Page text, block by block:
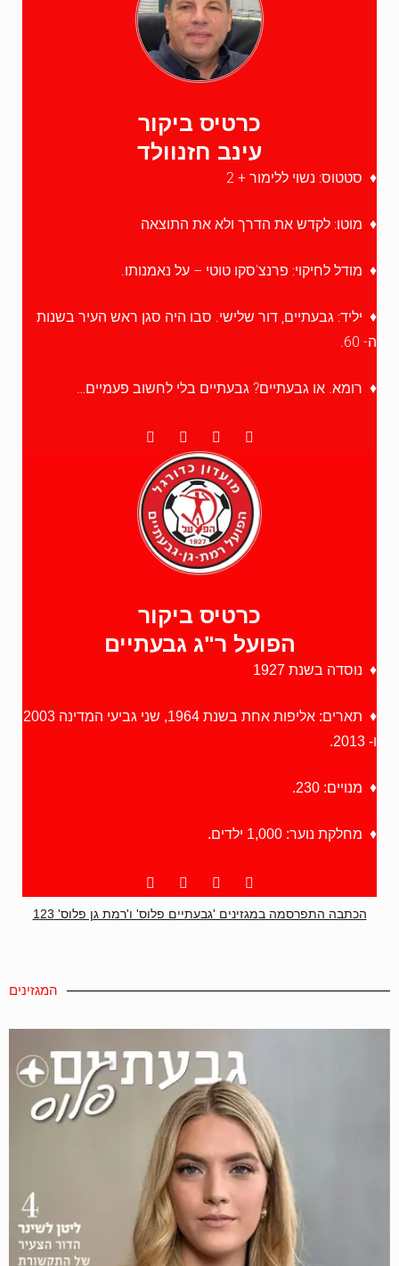
כרטיס ביקור
עינב חזנוולד
♦ סטטוס: נשוי ללימור + 2
♦ מוטו: לקדש את הדרך ולא את התוצאה
♦ מודל לחיקוי: פרנצ'סקו טוטי – על נאמנותו.
♦ יליד: גבעתיים, דור שלישי. סבו היה סגן ראש העיר בשנות
ה- 60.
♦ רומא. או גבעתיים? גבעתיים בלי לחשוב פעמיים…
כרטיס ביקור
הפועל ר"ג גבעתיים
♦ נוסדה בשנת 1927
♦ תארים: אליפות אחת בשנת 1964, שני גביעי המדינה 2003
ו- 2013.
♦ מנויים: 230.
♦ מחלקת נוער: 1,000 ילדים.
הכתבה התפרסמה במגזינים 'גבעתיים פלוס' ו'רמת גן פלוס' 123
המגזינים